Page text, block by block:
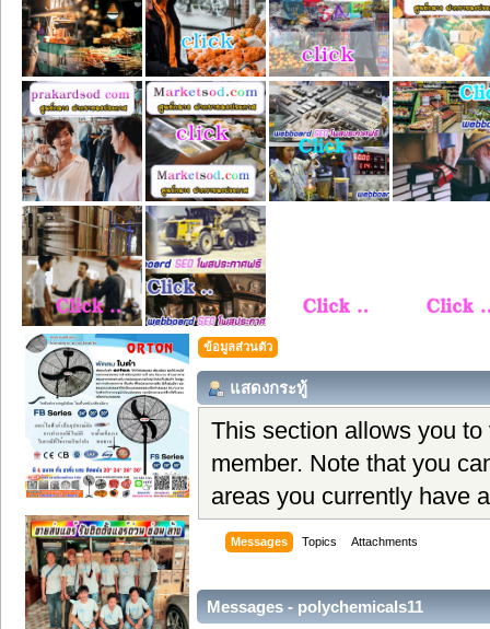
ข้อมูลส่วนตัว
แสดงกระทู้
This section allows you
member. Note that you
areas you currently have
Messages Topics Attachments
Messages - polychemicals11